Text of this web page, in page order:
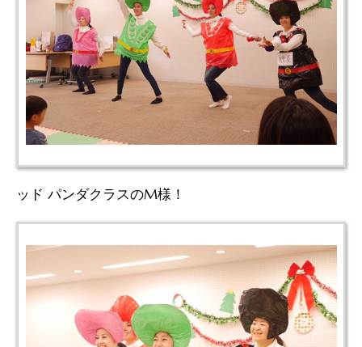
ッド パンダクラスのM様！